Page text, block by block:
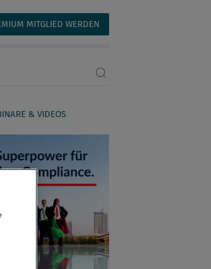
MITGLIED WERDEN
& VIDEOS